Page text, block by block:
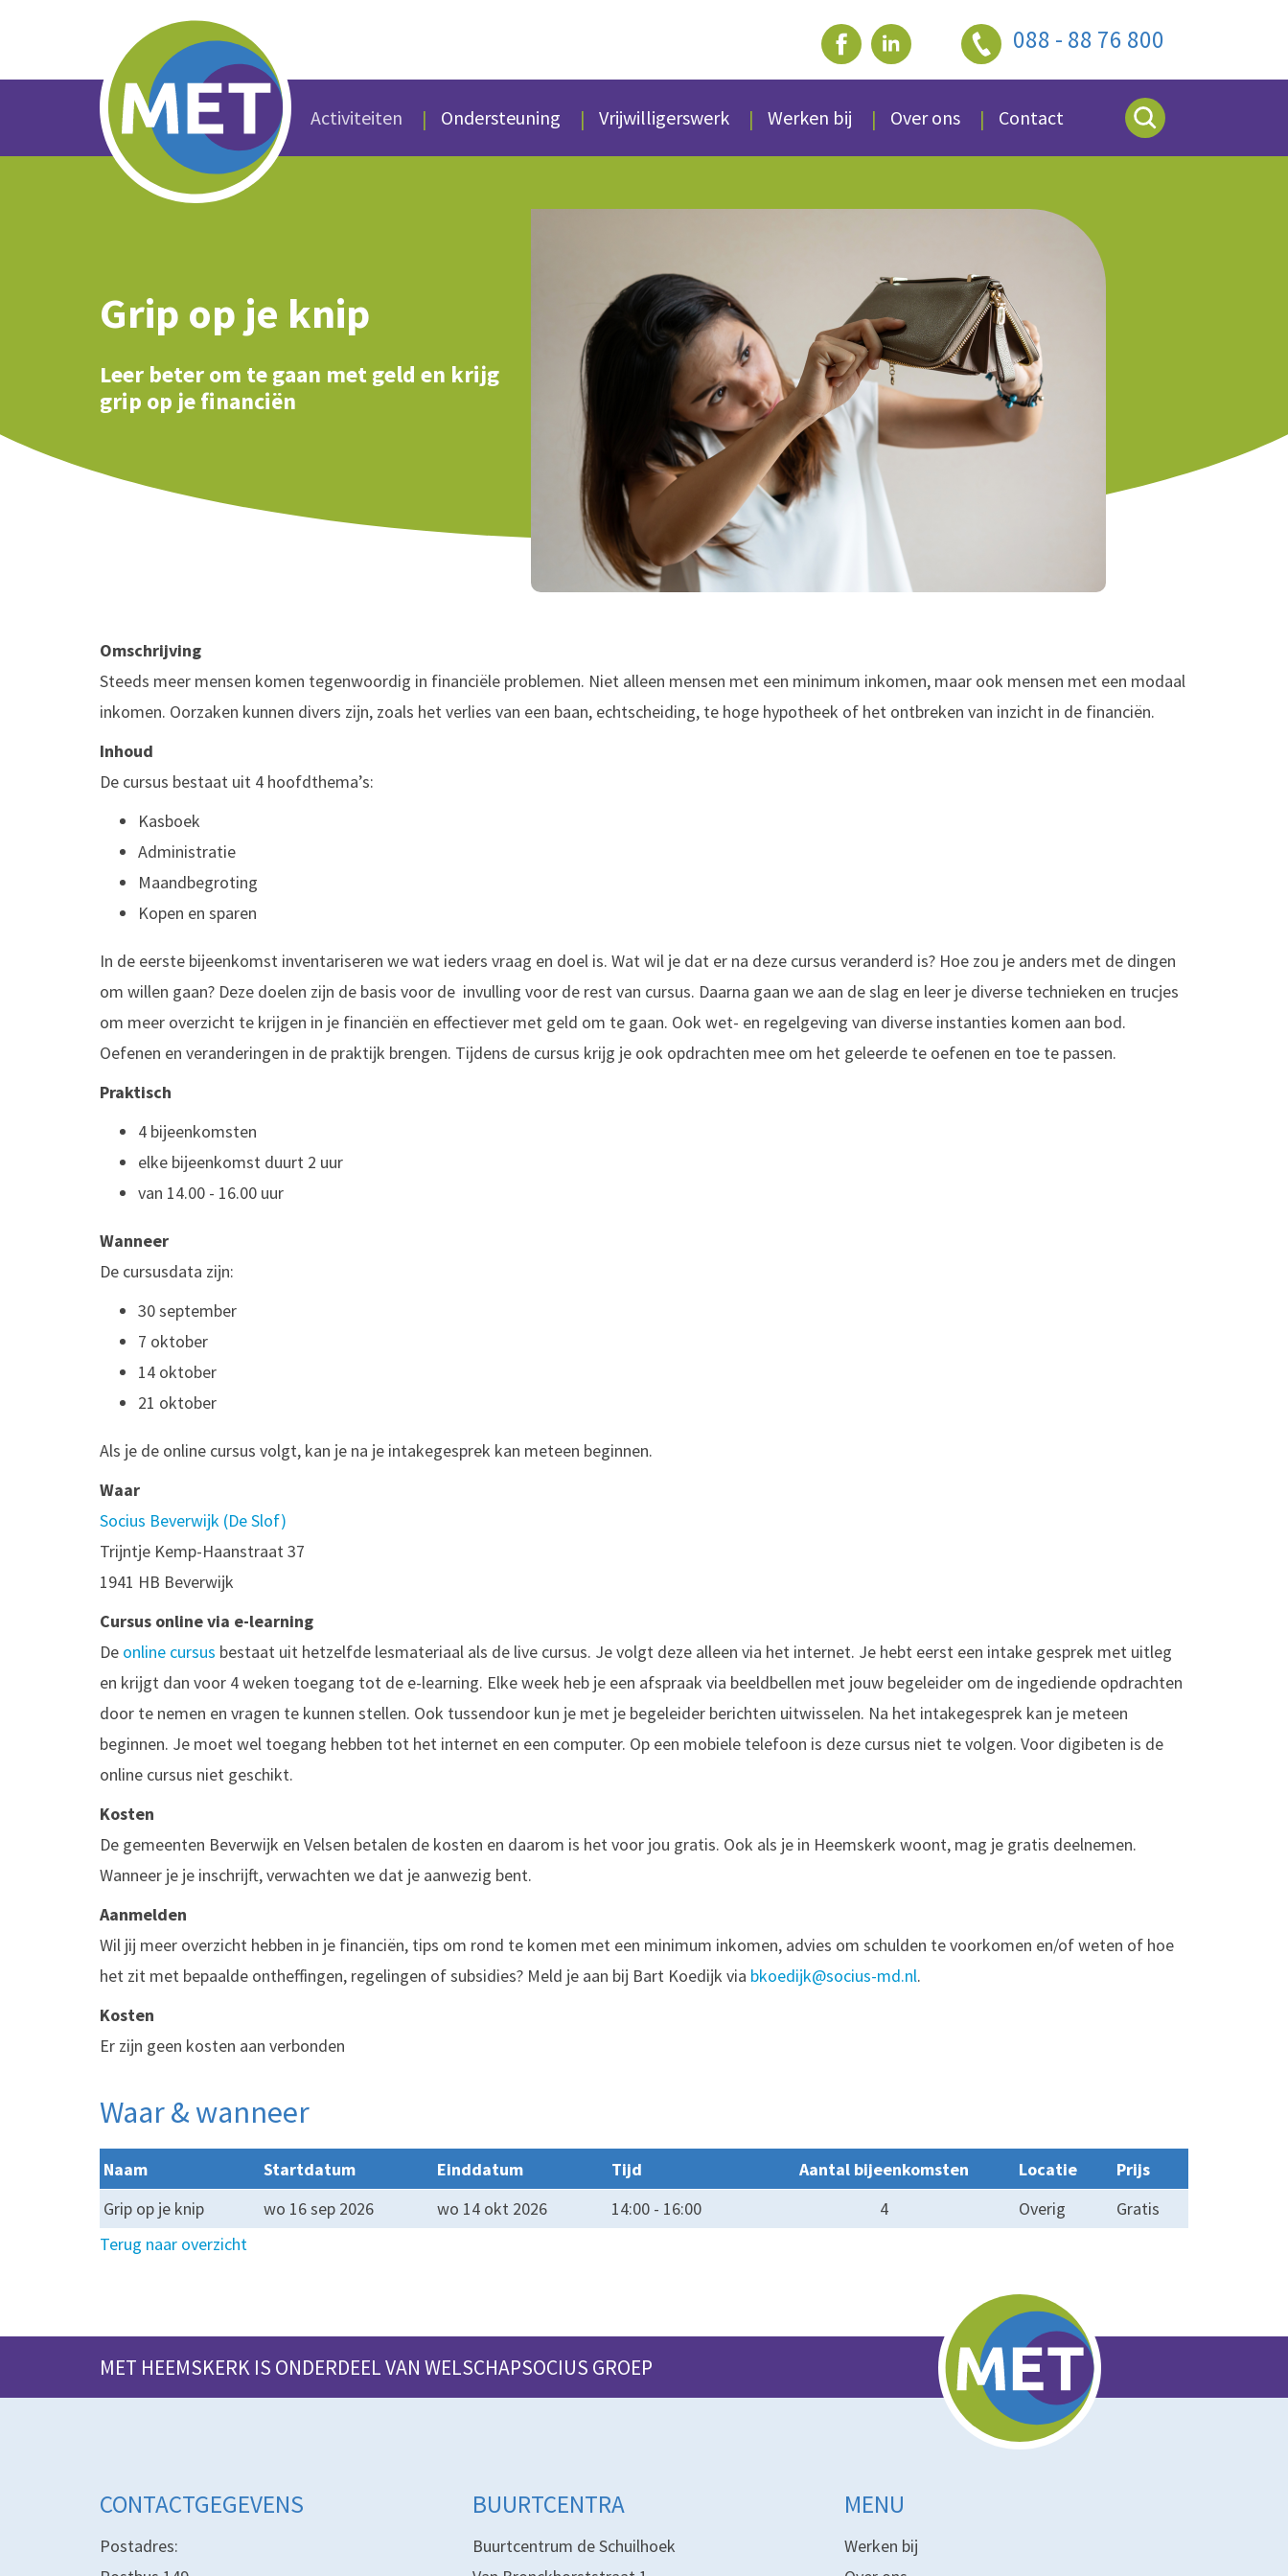
088 - 88 76 800
Activiteiten Ondersteuning Vrijwilligerswerk Werken bij Over ons Contact
Grip op je knip
Leer beter om te gaan met geld en krijg
grip op je financiën
Omschrijving
Steeds meer mensen komen tegenwoordig in financiële problemen. Niet alleen mensen met een minimum inkomen, maar ook mensen met een modaal
inkomen. Oorzaken kunnen divers zijn, zoals het verlies van een baan, echtscheiding, te hoge hypotheek of het ontbreken van inzicht in de financiën.
Inhoud
De cursus bestaat uit 4 hoofdthema’s:
Kasboek
Administratie
Maandbegroting
Kopen en sparen
In de eerste bijeenkomst inventariseren we wat ieders vraag en doel is. Wat wil je dat er na deze cursus veranderd is? Hoe zou je anders met de dingen
om willen gaan? Deze doelen zijn de basis voor de invulling voor de rest van cursus. Daarna gaan we aan de slag en leer je diverse technieken en trucjes
om meer overzicht te krijgen in je financiën en effectiever met geld om te gaan. Ook wet- en regelgeving van diverse instanties komen aan bod.
Oefenen en veranderingen in de praktijk brengen. Tijdens de cursus krijg je ook opdrachten mee om het geleerde te oefenen en toe te passen.
Praktisch
4 bijeenkomsten
elke bijeenkomst duurt 2 uur
van 14.00 - 16.00 uur
Wanneer
De cursusdata zijn:
30 september
7 oktober
14 oktober
21 oktober
Als je de online cursus volgt, kan je na je intakegesprek kan meteen beginnen.
Waar
Socius Beverwijk (De Slof)
Trijntje Kemp-Haanstraat 37
1941 HB Beverwijk
Cursus online via e-learning
De online cursus bestaat uit hetzelfde lesmateriaal als de live cursus. Je volgt deze alleen via het internet. Je hebt eerst een intake gesprek met uitleg
en krijgt dan voor 4 weken toegang tot de e-learning. Elke week heb je een afspraak via beeldbellen met jouw begeleider om de ingediende opdrachten
door te nemen en vragen te kunnen stellen. Ook tussendoor kun je met je begeleider berichten uitwisselen. Na het intakegesprek kan je meteen
beginnen. Je moet wel toegang hebben tot het internet en een computer. Op een mobiele telefoon is deze cursus niet te volgen. Voor digibeten is de
online cursus niet geschikt.
Kosten
De gemeenten Beverwijk en Velsen betalen de kosten en daarom is het voor jou gratis. Ook als je in Heemskerk woont, mag je gratis deelnemen.
Wanneer je je inschrijft, verwachten we dat je aanwezig bent.
Aanmelden
Wil jij meer overzicht hebben in je financiën, tips om rond te komen met een minimum inkomen, advies om schulden te voorkomen en/of weten of hoe
het zit met bepaalde ontheffingen, regelingen of subsidies? Meld je aan bij Bart Koedijk via bkoedijk@socius-md.nl.
Kosten
Er zijn geen kosten aan verbonden
Waar & wanneer
Naam Startdatum Einddatum Tijd Aantal bijeenkomsten Locatie
Prijs
Grip op je knip
wo 16 sep 2026 wo 14 okt 2026 14:00 - 16:00 4 Overig
Gratis
Terug naar overzicht
MET HEEMSKERK IS ONDERDEEL VAN WELSCHAPSOCIUS GROEP
CONTACTGEGEVENS
Postadres:
BUURTCENTRA
Buurtcentrum de Schuilhoek
MENU
Werken bij